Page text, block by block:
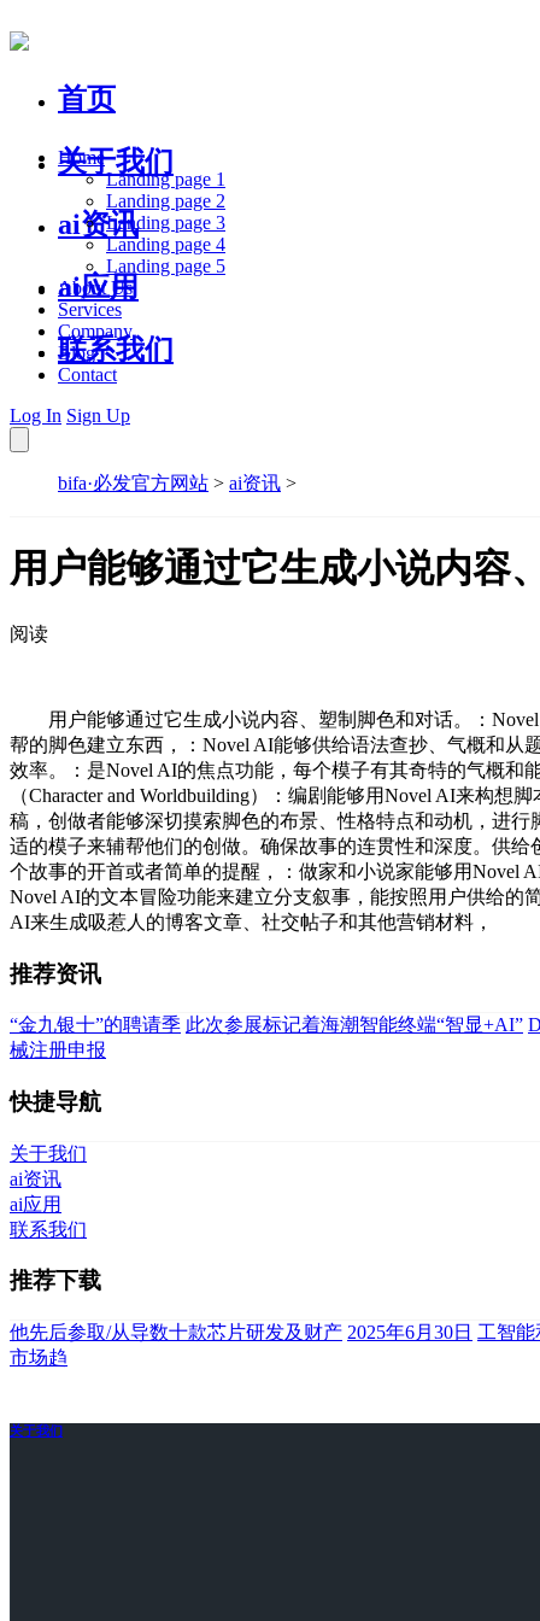
首页
关于我们
ai资讯
ai应用
联系我们
Home
Landing page 1
Landing page 2
Landing page 3
Landing page 4
Landing page 5
About Us
Services
Company
Blog
Contact
Log In Sign Up
bifa·必发官方网站 > ai资讯 >
用户能够通过它生成小说内容
阅读
用户能够通过它生成小说内容、塑制脚色和对话。：Novel
帮的脚色建立东西，：Novel AI能够供给语法查抄、气概和
效率。：是Novel AI的焦点功能，每个模子有其奇特的气概
（Character and Worldbuilding）：编剧能够用Novel AI来构
稿，创做者能够深切摸索脚色的布景、性格特点和动机，进
适的模子来辅帮他们的创做。确保故事的连贯性和深度。供
个故事的开首或者简单的提醒，：做家和小说家能够用Novel
Novel AI的文本冒险功能来建立分支叙事，能按照用户供给的
AI来生成吸惹人的博客文章、社交帖子和其他营销材料，
推荐资讯
“金九银十”的聘请季 此次参展标记着海潮智能终端“智显+AI”
械注册申报
快捷导航
关于我们
ai资讯
ai应用
联系我们
推荐下载
他先后参取/从导数十款芯片研发及财产 2025年6月30日 工智
市场趋
关于我们